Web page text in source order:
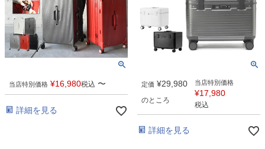
当店特別価格 ¥16,980税込 〜
詳細を見る
定価 ¥29,980
のところ
当店特別価格
¥17,980
税込
詳細を見る